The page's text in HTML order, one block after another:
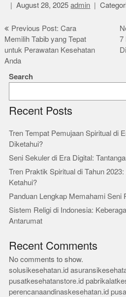
August 28, 2025 admin
Post
navigation
Previous Post: Cara
Memilih Tabib yang Tepat
untuk Perawatan Kesehatan
Anda
7
Search
Recent Posts
Tren Tempat Pemujaan Spiritual di
Diketahui?
Seni Sekuler di Era Digital:
Tren Praktik Spiritual di Tahun
Ketahui?
Panduan Lengkap Memahami Seni
Sistem Religi di Indonesia:
Antarumat
Recent Comments
No comments to show.
solusikesehatan.id
pusatkesehatanstore.id
perencanaandinaskesehatan.id